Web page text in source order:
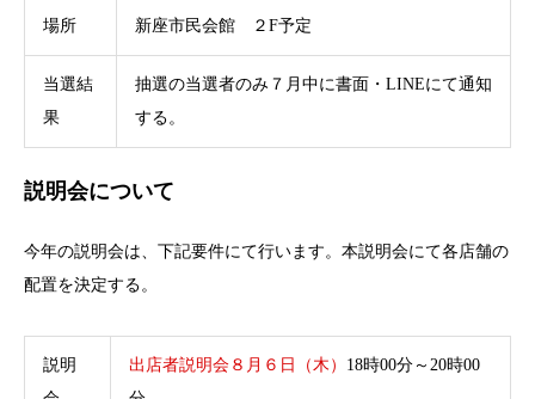
場所 新座市民会館 ２F予定
当選結
果
抽選の当選者のみ７月中に書面・LINEにて通知
する。
説明会について
今年の説明会は、下記要件にて行います。本説明会にて各店舗の
配置を決定する。
説明
出店者説明会８月６日（木） 18時00分～20時00